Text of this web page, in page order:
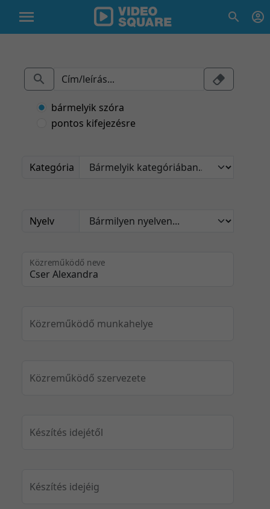
bármelyik szóra
pontos kifejezésre
Kategória
Nyelv
Közreműködő neve
Közreműködő munkahelye
Közreműködő szervezete
Készítés idejétől
Készítés idejéig